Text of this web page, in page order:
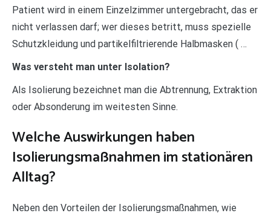
Patient wird in einem Einzelzimmer untergebracht, das er
nicht verlassen darf; wer dieses betritt, muss spezielle
Schutzkleidung und partikelfiltrierende Halbmasken ( …
Was versteht man unter Isolation?
Als Isolierung bezeichnet man die Abtrennung, Extraktion
oder Absonderung im weitesten Sinne.
Welche Auswirkungen haben
Isolierungsmaßnahmen im stationären
Alltag?
Neben den Vorteilen der Isolierungsmaßnahmen, wie